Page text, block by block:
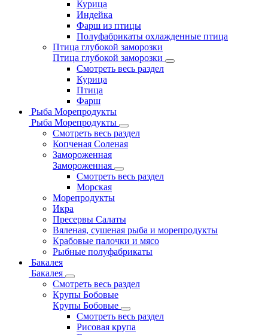
Курица
Индейка
Фарш из птицы
Полуфабрикаты охлажденные птица
Птица глубокой заморозки
Птица глубокой заморозки
Смотреть весь раздел
Курица
Птица
Фарш
Рыба Морепродукты
Рыба Морепродукты
Смотреть весь раздел
Копченая Соленая
Замороженная
Замороженная
Смотреть весь раздел
Морская
Морепродукты
Икра
Пресервы Салаты
Вяленая, сушеная рыба и морепродукты
Крабовые палочки и мясо
Рыбные полуфабрикаты
Бакалея
Бакалея
Смотреть весь раздел
Крупы Бобовые
Крупы Бобовые
Смотреть весь раздел
Рисовая крупа